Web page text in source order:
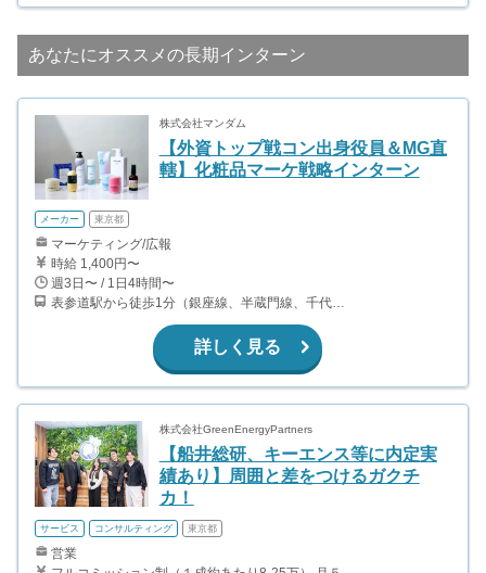
あなたにオススメの長期インターン
株式会社マンダム
【外資トップ戦コン出身役員＆MG直
轄】化粧品マーケ戦略インターン
メーカー 東京都
マーケティング/広報
時給 1,400円〜
週3日〜 / 1日4時間〜
表参道駅から徒歩1分（銀座線、半蔵門線、千代田線）
詳しく見る
株式会社GreenEnergyPartners
【船井総研、キーエンス等に内定実
績あり】周囲と差をつけるガクチ
カ！
サービス コンサルティング 東京都
営業